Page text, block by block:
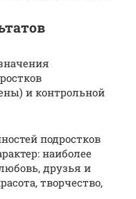
и контрольной
подростков
наиболее
друзья и
творчество,